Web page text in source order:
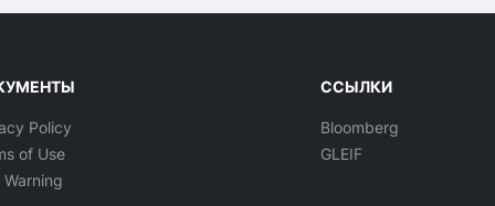
Policy
of Use
Warning
ССЫЛКИ
Bloomberg
GLEIF